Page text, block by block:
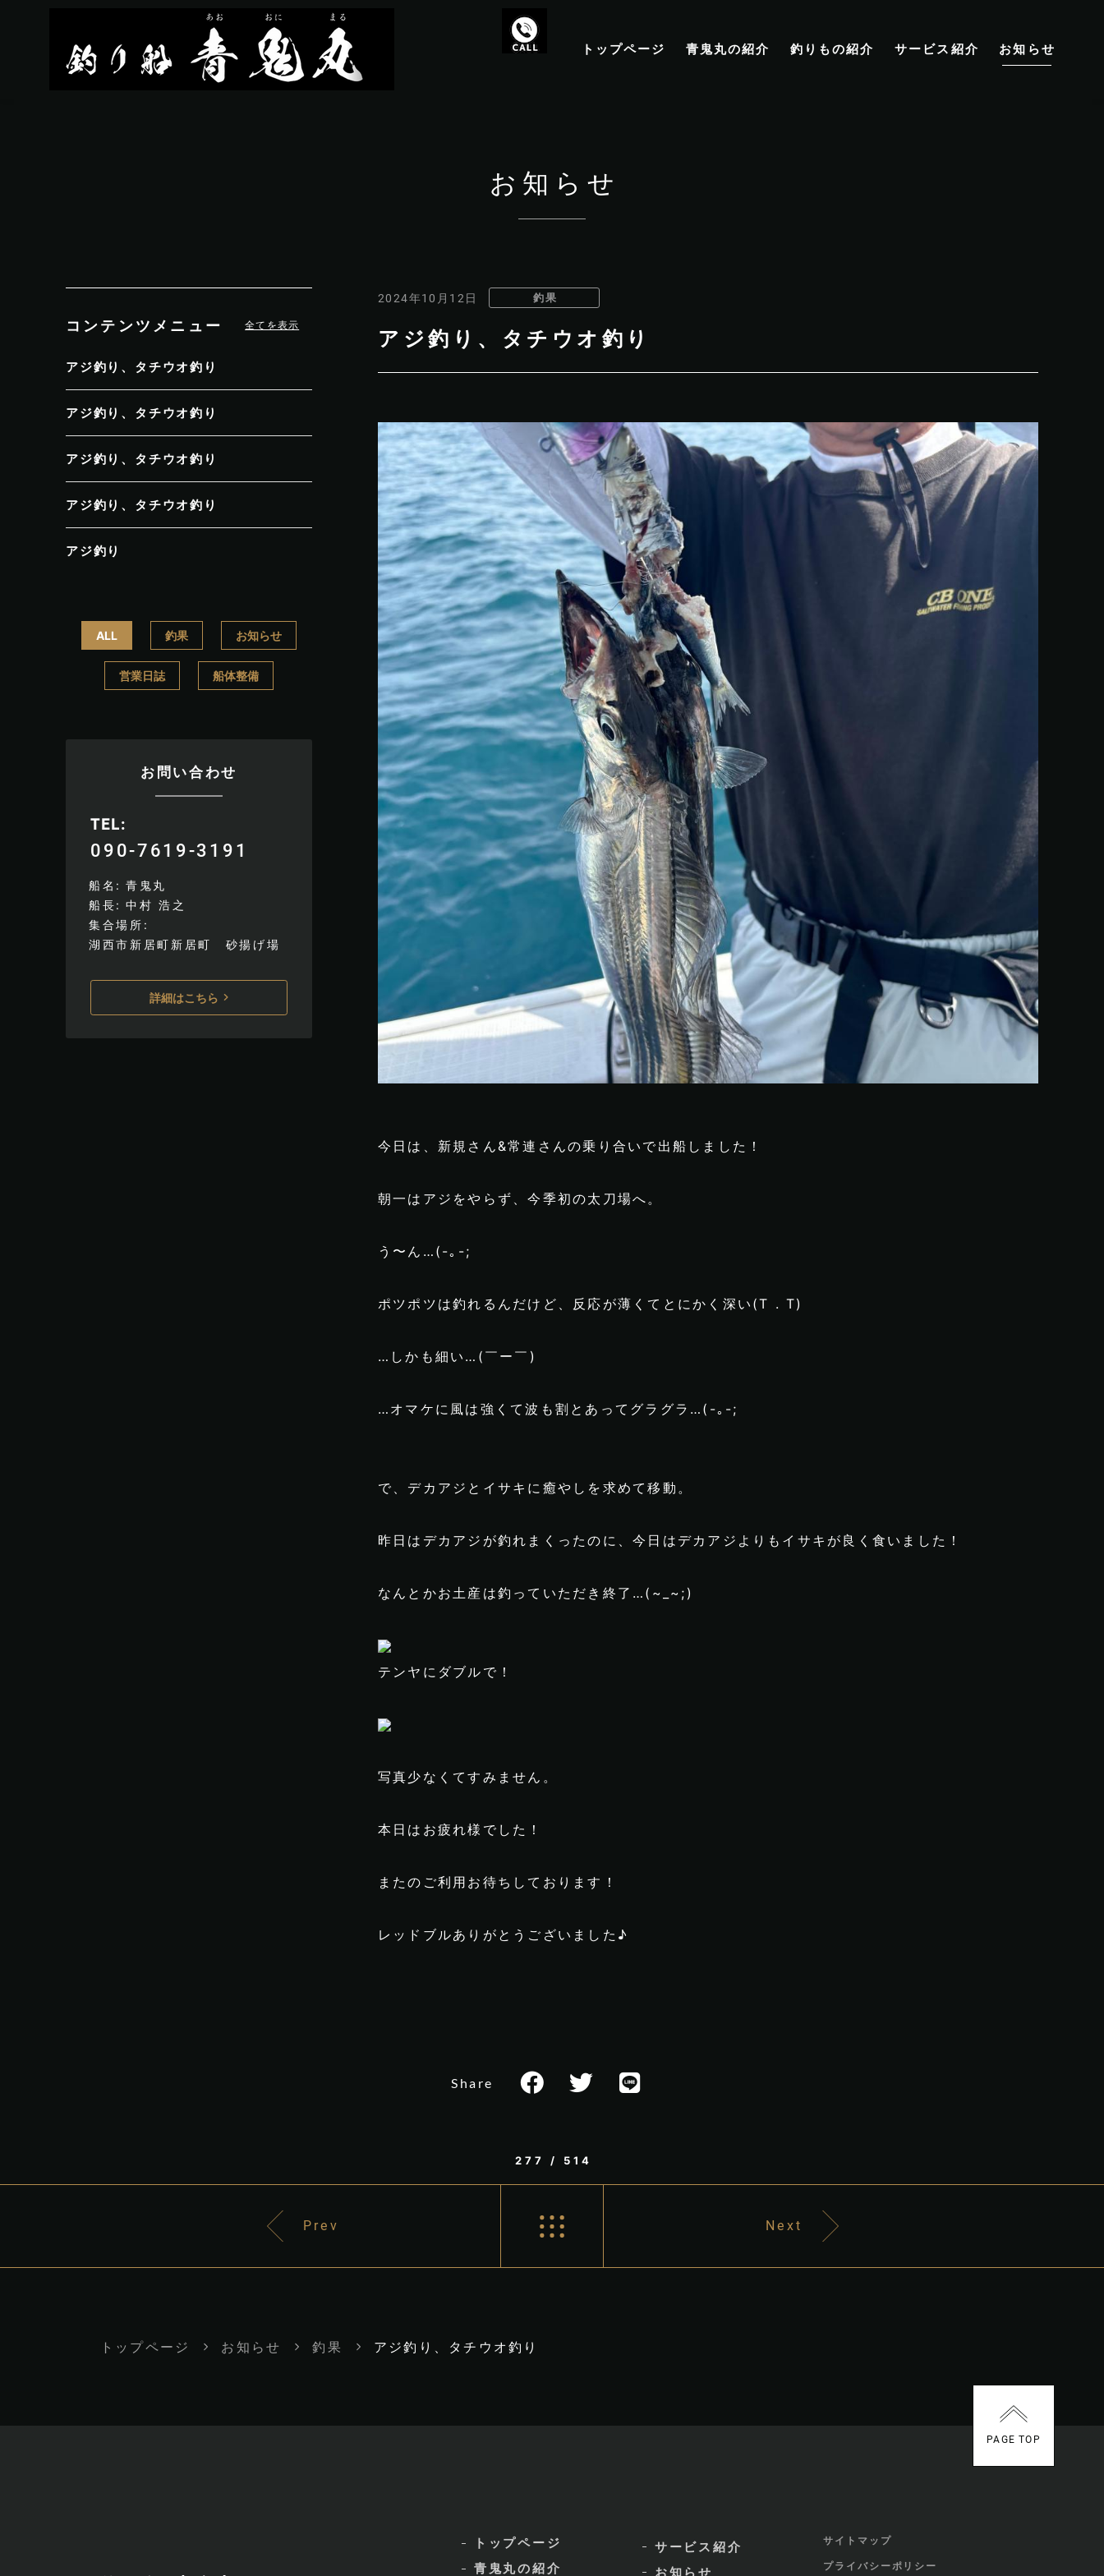
トップページ 青鬼丸の紹介 釣りもの紹介 サービス紹介 お知らせ
お知らせ
2024年10月12日 釣果
アジ釣り、タチウオ釣り
今日は、新規さん&常連さんの乗り合いで出船しました！
朝一はアジをやらず、今季初の太刀場へ。
う〜ん…(-｡-;
ポツポツは釣れるんだけど、反応が薄くてとにかく深い(T . T)
…しかも細い…(￣ー￣)
…オマケに風は強くて波も割とあってグラグラ…(-｡-;
で、デカアジとイサキに癒やしを求めて移動。
昨日はデカアジが釣れまくったのに、今日はデカアジよりもイサキが良く食いました！
なんとかお土産は釣っていただき終了…(~_~;)
テンヤにダブルで！
写真少なくてすみません。
本日はお疲れ様でした！
またのご利用お待ちしております！
レッドブルありがとうございました♪
コンテンツメニュー 全てを表示
アジ釣り、タチウオ釣り
アジ釣り、タチウオ釣り
アジ釣り、タチウオ釣り
アジ釣り、タチウオ釣り
アジ釣り
ALL 釣果 お知らせ
営業日誌 船体整備
お問い合わせ
TEL
090-7619-3191
船名
青鬼丸
船長
中村 浩之
集合場所
湖西市新居町新居町 砂揚げ場
詳細はこちら
Share
277 / 514
Prev Next
トップページ お知らせ 釣果 アジ釣り、タチウオ釣り
PAGE TOP
トップページ
青鬼丸の紹介
サービス紹介
お知らせ
サイトマップ
プライバシーポリシー